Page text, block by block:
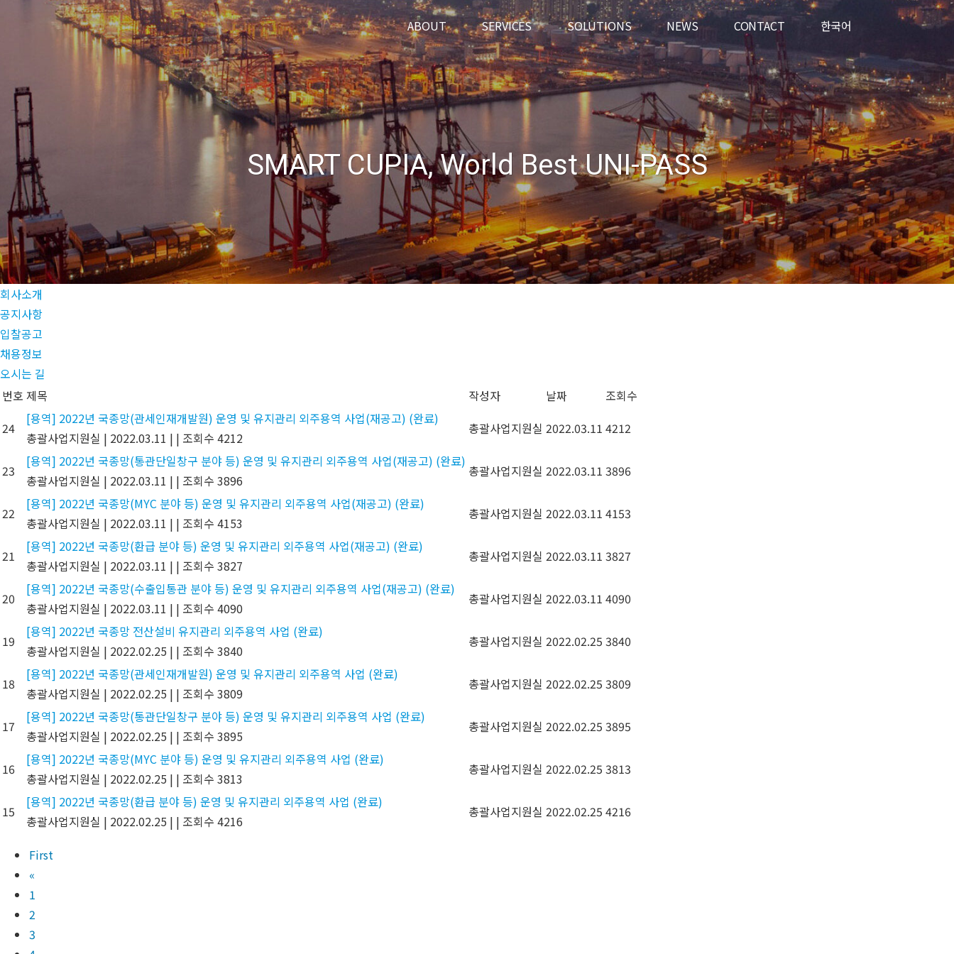
CUPIA ABOUT SERVICES SOLUTIONS NEWS CONTACT 한국어
SMART CUPIA, World Best UNI-PASS
회사소개
공지사항
입찰공고
채용정보
오시는 길
번호 제목 작성자 날짜
조회수
24
[용역] 2022년 국종망(관세인재개발원) 운영 및 유지관리 외주용역 사업(재공고) (완료)
총괄사업지원실 | 2022.03.11 | | 조회수 4212
총괄사업지원실 2022.03.11 4212
23
[용역] 2022년 국종망(통관단일창구 분야 등) 운영 및 유지관리 외주용역 사업(재공고) (완료)
총괄사업지원실 | 2022.03.11 | | 조회수 3896
총괄사업지원실 2022.03.11 3896
22
[용역] 2022년 국종망(MYC 분야 등) 운영 및 유지관리 외주용역 사업(재공고) (완료)
총괄사업지원실 | 2022.03.11 | | 조회수 4153
총괄사업지원실 2022.03.11 4153
21
[용역] 2022년 국종망(환급 분야 등) 운영 및 유지관리 외주용역 사업(재공고) (완료)
총괄사업지원실 | 2022.03.11 | | 조회수 3827
총괄사업지원실 2022.03.11 3827
20
[용역] 2022년 국종망(수출입통관 분야 등) 운영 및 유지관리 외주용역 사업(재공고) (완료)
총괄사업지원실 | 2022.03.11 | | 조회수 4090
총괄사업지원실 2022.03.11 4090
19
[용역] 2022년 국종망 전산설비 유지관리 외주용역 사업 (완료)
총괄사업지원실 | 2022.02.25 | | 조회수 3840
총괄사업지원실 2022.02.25 3840
18
[용역] 2022년 국종망(관세인재개발원) 운영 및 유지관리 외주용역 사업 (완료)
총괄사업지원실 | 2022.02.25 | | 조회수 3809
총괄사업지원실 2022.02.25 3809
17
[용역] 2022년 국종망(통관단일창구 분야 등) 운영 및 유지관리 외주용역 사업 (완료)
총괄사업지원실 | 2022.02.25 | | 조회수 3895
총괄사업지원실 2022.02.25 3895
16
[용역] 2022년 국종망(MYC 분야 등) 운영 및 유지관리 외주용역 사업 (완료)
총괄사업지원실 | 2022.02.25 | | 조회수 3813
총괄사업지원실 2022.02.25 3813
15
[용역] 2022년 국종망(환급 분야 등) 운영 및 유지관리 외주용역 사업 (완료)
총괄사업지원실 | 2022.02.25 | | 조회수 4216
총괄사업지원실 2022.02.25 4216
First
«
1
2
3